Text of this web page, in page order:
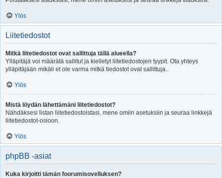
Ylös
Liitetiedostot
Mitkä liitetiedostot ovat sallittuja tällä alueella?
Ylläpitäjä voi määrätä sallitut ja kielletyt liitetiedostojen tyypit. Ota yhteys
ylläpitäjään mikäli et ole varma mitkä tiedostot ovat sallittuja..
Ylös
Mistä löydän lähettämäni liitetiedostot?
Nähdäksesi listan liitetiedostoistasi, mene omiin asetuksiin ja seuraa linkkejä
liitetiedostot-osioon.
Ylös
phpBB -asiat
Kuka kirjoitti tämän foorumisovelluksen?